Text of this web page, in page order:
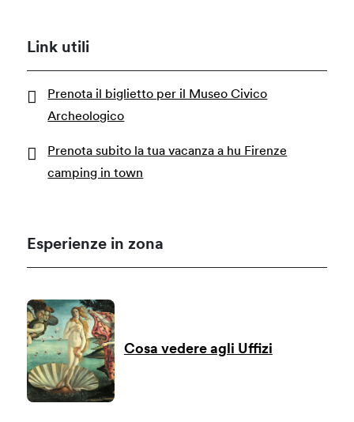
Link utili
Prenota il biglietto per il Museo Civico
Archeologico
Prenota subito la tua vacanza a hu Firenze
camping in town
Esperienze in zona
Cosa vedere agli Uffizi